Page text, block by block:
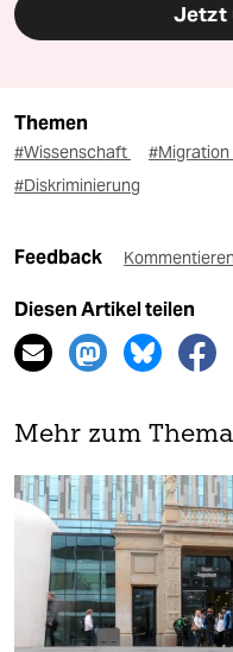
Jetzt
Themen
#Wissenschaft #Migration
#Diskriminierung
Feedback Kommentieren
Diesen Artikel teilen
Mehr zum Thema